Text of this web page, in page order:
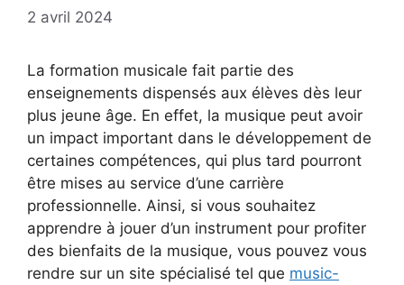
2 avril 2024
La formation musicale fait partie des
enseignements dispensés aux élèves dès leur
plus jeune âge. En effet, la musique peut avoir
un impact important dans le développement de
certaines compétences, qui plus tard pourront
être mises au service d’une carrière
professionnelle. Ainsi, si vous souhaitez
apprendre à jouer d’un instrument pour profiter
des bienfaits de la musique, vous pouvez vous
rendre sur un site spécialisé tel que music-